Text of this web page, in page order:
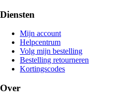
Diensten
Mijn account
Helpcentrum
Volg mijn bestelling
Bestelling retourneren
Kortingscodes
Over